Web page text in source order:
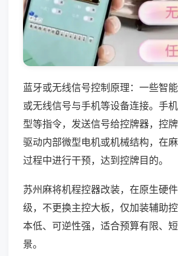
蓝牙或无线信号控制原理：一些智
或无线信号与手机等设备连接。手
型等指令，发送信号给控牌器，控
驱动内部微型电机或机械结构，在
过程中进行干预，达到控牌目的。
苏州麻将机程控器改装，在原生硬
级，不更换主控大板，仅加装辅助
本低、可逆性强，适合预算有限、
景。